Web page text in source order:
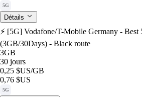
5G
Détails
⚡️ [5G] Vodafone/T-Mobile Germany - Best
(3GB/30Days) - Black route
3GB
30 jours
0,25 $US/GB
0,76 $US
5G